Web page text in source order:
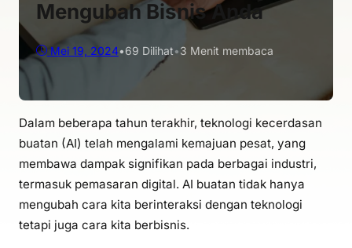
Mengubah Bisnis Anda
Mei 19, 2024•69 Dilihat•3 Menit membaca
Dalam beberapa tahun terakhir, teknologi kecerdasan
buatan (AI) telah mengalami kemajuan pesat, yang
membawa dampak signifikan pada berbagai industri,
termasuk pemasaran digital. AI buatan tidak hanya
mengubah cara kita berinteraksi dengan teknologi
tetapi juga cara kita berbisnis.